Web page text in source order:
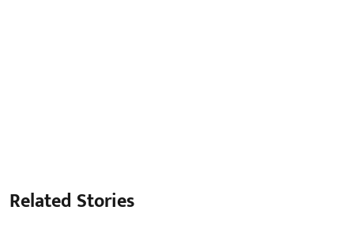
Related Stories